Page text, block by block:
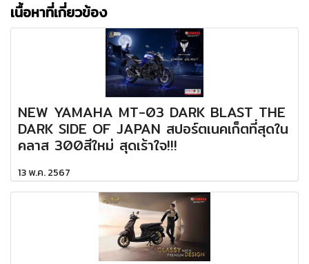
เนื้อหาที่เกี่ยวข้อง
NEW YAMAHA MT-03 DARK BLAST THE
DARK SIDE OF JAPAN สปอร์ตเนคเก็ตที่สุดใน
คลาส 300สีใหม่ สุดเร้าใจ!!!
13 พ.ค. 2567